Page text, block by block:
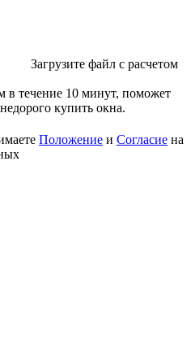
Загрузите файл с расчетом
в течение 10 минут, поможет
купить окна.
Положение и Согласие на